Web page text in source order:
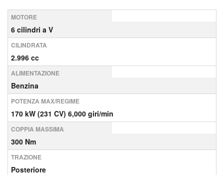
MOTORE
6 cilindri a V
CILINDRATA
2.996 cc
ALIMENTAZIONE
Benzina
POTENZA MAX/REGIME
170 kW (231 CV) 6,000 giri/min
COPPIA MASSIMA
300 Nm
TRAZIONE
Posteriore